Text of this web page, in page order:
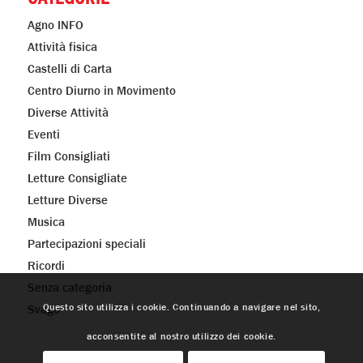
Agno INFO
Attività fisica
Castelli di Carta
Centro Diurno in Movimento
Diverse Attività
Eventi
Film Consigliati
Letture Consigliate
Letture Diverse
Musica
Partecipazioni speciali
Ricordi
Senza categoria
SvagoQuesto sito utilizza i cookie. Continuando a navigare nel sito,
acconsentite al nostro utilizzo dei cookie.